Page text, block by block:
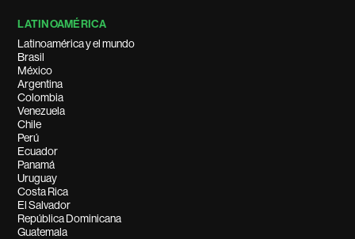
LATINOAMÉRICA
Latinoamérica y el mundo
Brasil
México
Argentina
Colombia
Venezuela
Chile
Perú
Ecuador
Panamá
Uruguay
Costa Rica
El Salvador
República Dominicana
Guatemala